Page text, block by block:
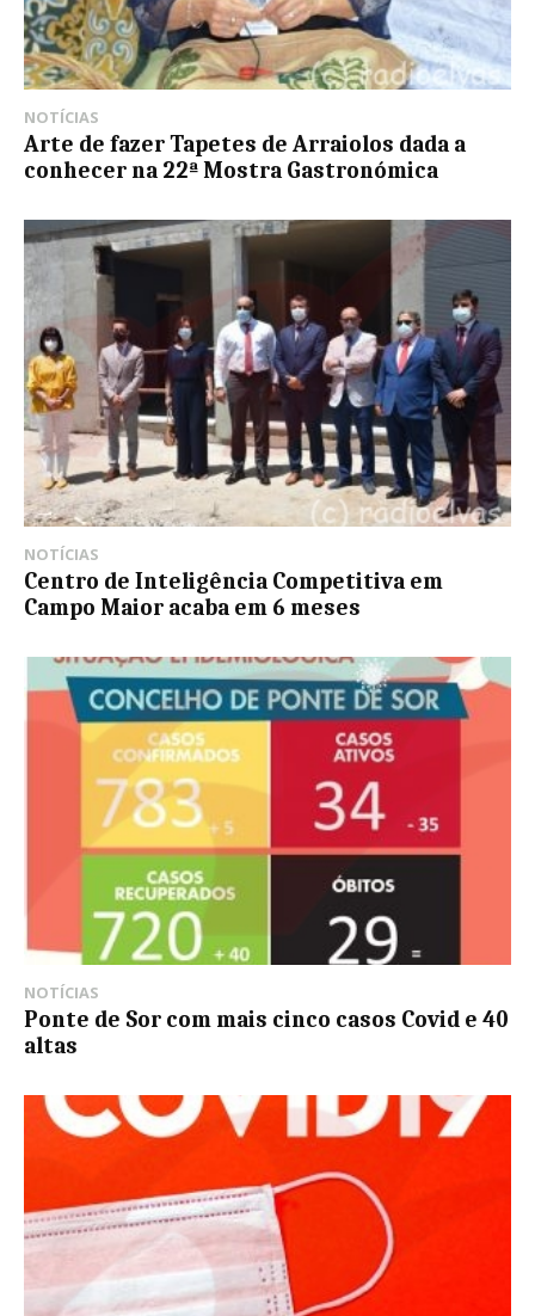
NOTÍCIAS
Arte de fazer Tapetes de Arraiolos dada a
conhecer na 22ª Mostra Gastronómica
NOTÍCIAS
Centro de Inteligência Competitiva em
Campo Maior acaba em 6 meses
NOTÍCIAS
Ponte de Sor com mais cinco casos Covid e 40
altas